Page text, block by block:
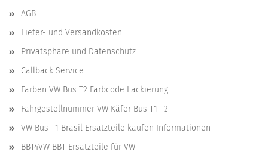
AGB
Liefer- und Versandkosten
Privatsphäre und Datenschutz
Callback Service
Farben VW Bus T2 Farbcode Lackierung
Fahrgestellnummer VW Käfer Bus T1 T2
VW Bus T1 Brasil Ersatzteile kaufen Informationen
BBT4VW BBT Ersatzteile für VW